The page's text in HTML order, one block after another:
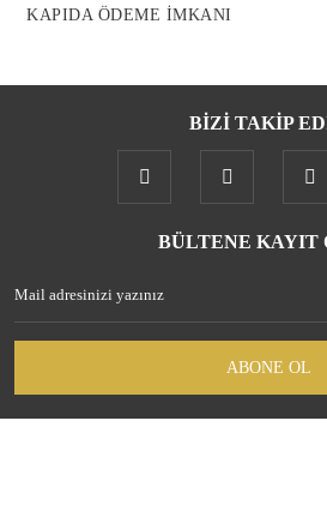
Gönder
KAPIDA ÖDEME İMKANI
BİZİ TAKİP
BÜLTENE KAYIT
ABONE OL